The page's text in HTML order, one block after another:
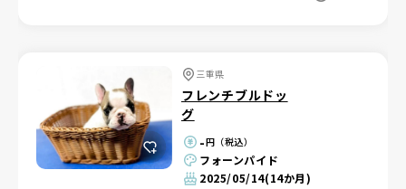
三重県
フレンチブルドッ
グ
-円（税込）
フォーンパイド
2025/05/14(14か月)